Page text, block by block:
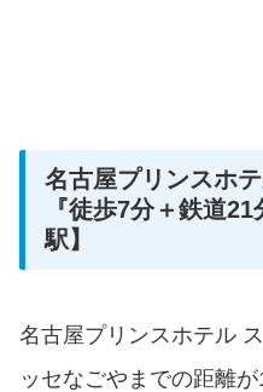
名古屋プリンスホ
『徒歩7分＋鉄道
駅】
名古屋プリンスホテル
ッセなごやまでの距離